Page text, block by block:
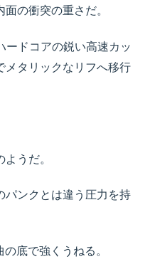
の衝突の重さだ。
ードコアの鋭い高速カッ
メタリックなリフへ移行
うだ。
パンクとは違う圧力を持
底で強くうねる。